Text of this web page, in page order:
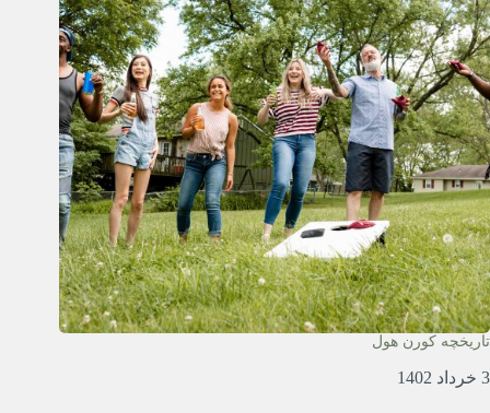
تاریخچه کورن هول
3 خرداد 1402